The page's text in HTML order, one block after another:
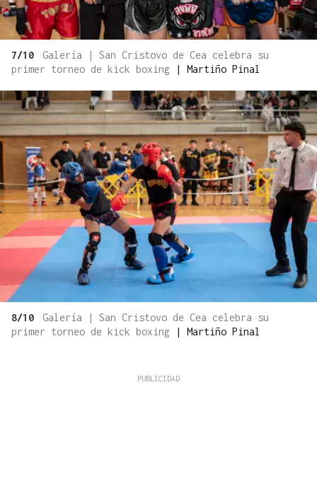
7/10
Galería | San Cristovo de Cea celebra su
primer torneo de kick boxing
Martiño Pinal
8/10
Galería | San Cristovo de Cea celebra su
primer torneo de kick boxing
| Martiño Pinal